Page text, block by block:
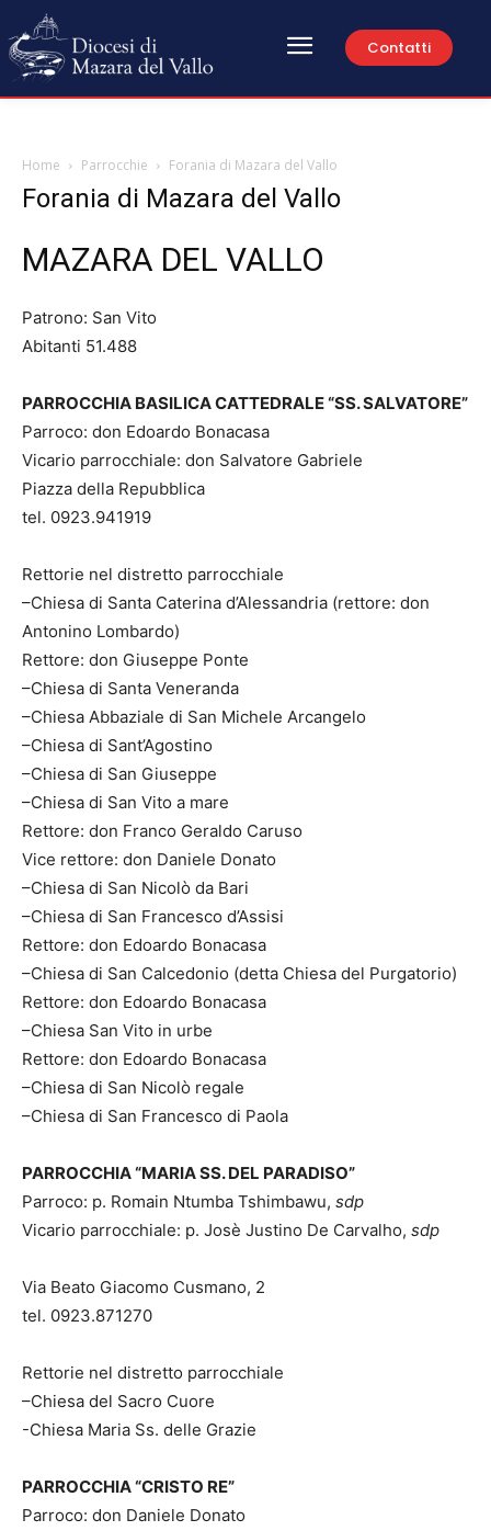
Contatti
Home Parrocchie Forania di Mazara del Vallo
Forania di Mazara del Vallo
MAZARA DEL VALLO
Patrono: San Vito
Abitanti 51.488
PARROCCHIA BASILICA CATTEDRALE “SS. SALVATORE”
Parroco: don Edoardo Bonacasa
Vicario parrocchiale: don Salvatore Gabriele
Piazza della Repubblica
tel. 0923.941919
Rettorie nel distretto parrocchiale
–Chiesa di Santa Caterina d’Alessandria (rettore: don
Antonino Lombardo)
Rettore: don Giuseppe Ponte
–Chiesa di Santa Veneranda
–Chiesa Abbaziale di San Michele Arcangelo
–Chiesa di Sant’Agostino
–Chiesa di San Giuseppe
–Chiesa di San Vito a mare
Rettore: don Franco Geraldo Caruso
Vice rettore: don Daniele Donato
–Chiesa di San Nicolò da Bari
–Chiesa di San Francesco d’Assisi
Rettore: don Edoardo Bonacasa
–Chiesa di San Calcedonio (detta Chiesa del Purgatorio)
Rettore: don Edoardo Bonacasa
–Chiesa San Vito in urbe
Rettore: don Edoardo Bonacasa
–Chiesa di San Nicolò regale
–Chiesa di San Francesco di Paola
PARROCCHIA “MARIA SS. DEL PARADISO”
Parroco: p. Romain Ntumba Tshimbawu, sdp
Vicario parrocchiale: p. Josè Justino De Carvalho, sdp
Via Beato Giacomo Cusmano, 2
tel. 0923.871270
Rettorie nel distretto parrocchiale
–Chiesa del Sacro Cuore
-Chiesa Maria Ss. delle Grazie
PARROCCHIA “CRISTO RE”
Parroco: don Daniele Donato